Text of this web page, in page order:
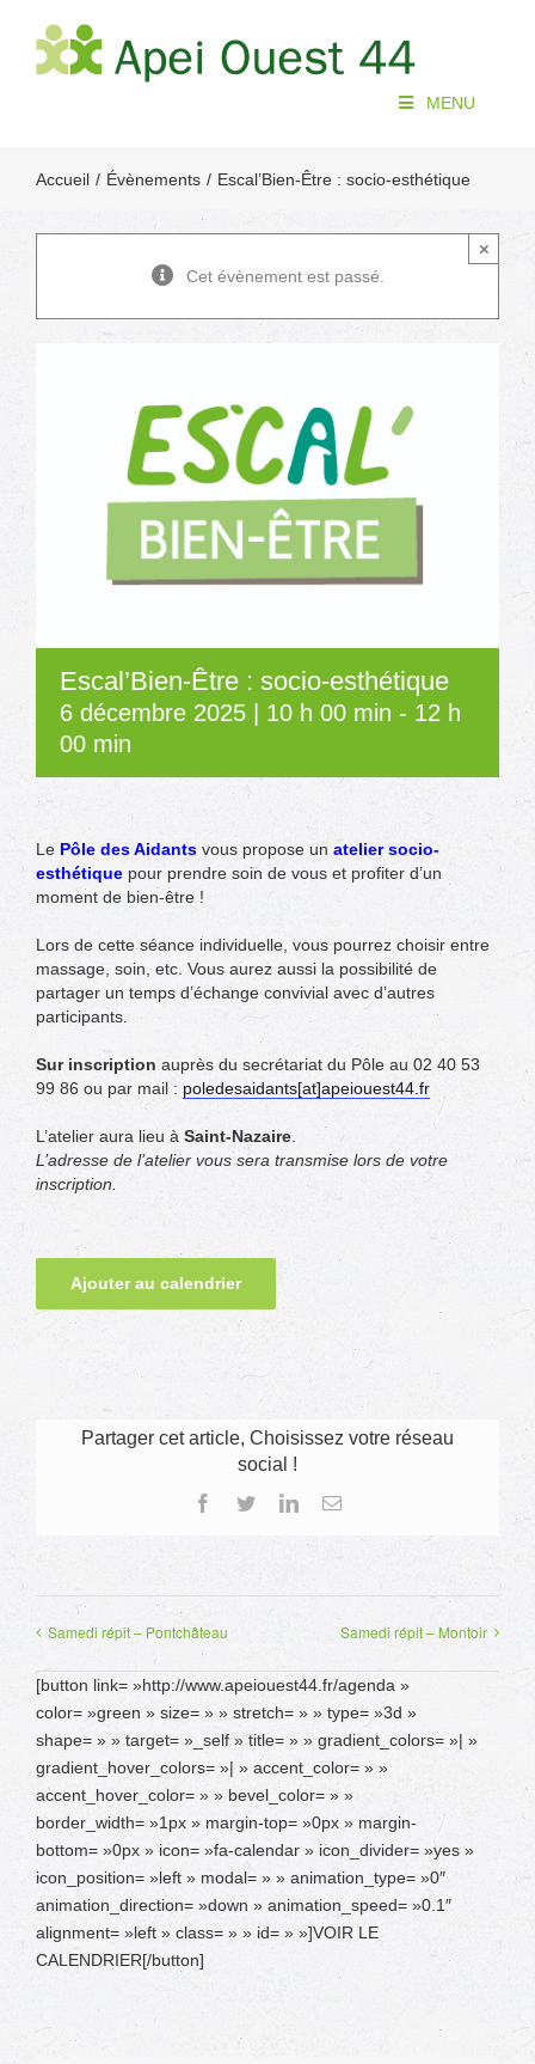
contenu
MENU
Accueil Évènements Escal’Bien-Être : socio-esthétique
Cet évènement est passé.
×
Escal’Bien-Être : socio-esthétique
6 décembre 2025 | 10 h 00 min - 12 h
00 min
Le Pôle des Aidants vous propose un atelier socio-
esthétique pour prendre soin de vous et profiter d’un
moment de bien-être !
Lors de cette séance individuelle, vous pourrez choisir entre
massage, soin, etc. Vous aurez aussi la possibilité de
partager un temps d’échange convivial avec d’autres
participants.
Sur inscription auprès du secrétariat du Pôle au 02 40 53
99 86 ou par mail : poledesaidants[at]apeiouest44.fr
L’atelier aura lieu à Saint-Nazaire
L’adresse de l’atelier vous sera transmise lors de votre
inscription.
Ajouter au calendrier
Partager cet article, Choisissez votre réseau
social !
Facebook
TwitterLinkedInEmail
Samedi répit – Pontchâteau Samedi répit – Montoir
[button link= »http://www.apeiouest44.fr/agenda »
color= »green » size= » » stretch= » » type= »3d »
shape= » » target= »_self » title= » » gradient_colors= »| »
gradient_hover_colors= »| » accent_color= » »
accent_hover_color= » » bevel_color= » »
border_width= »1px » margin-top= »0px » margin-
bottom= »0px » icon= »fa-calendar » icon_divider= »yes »
icon_position= »left » modal= » » animation_type= »0″
animation_direction= »down » animation_speed= »0.1″
alignment= »left » class= » » id= » »]VOIR LE
CALENDRIER[/button]